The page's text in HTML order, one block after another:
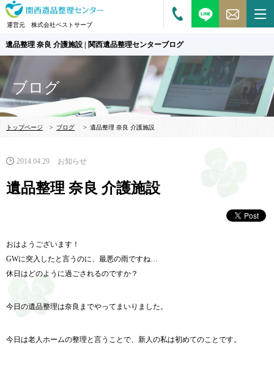
運営元 株式会社ベストサーブ
遺品整理 奈良 介護施設 | 関西遺品整理センターブログ
ブログ
トップページ > ブログ > 遺品整理 奈良 介護施設
2014.04.29 お知らせ
遺品整理 奈良 介護施設
おはようございます！
GWに突入したと言うのに、最悪の雨ですね…
休日はどのように過ごされるのですか？
今日の遺品整理は奈良までやってまいりました。
今日は老人ホームの整理と言うことで、新人の私は初めてのことです。